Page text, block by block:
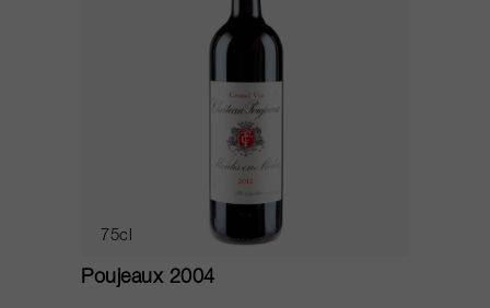
75cl
Poujeaux 2004